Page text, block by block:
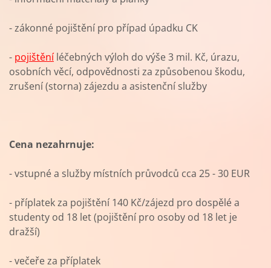
- zákonné pojištění pro případ úpadku CK
- pojištěníléčebných výloh do výše 3 mil. Kč, úrazu,
osobních věcí, odpovědnosti za způsobenou škodu,
zrušení (storna) zájezdu a asistenční služby
Cena nezahrnuje:
- vstupné a služby místních průvodců cca 25 - 30 EUR
- příplatek za pojištění 140 Kč/zájezd pro dospělé a
studenty od 18 let (pojištění pro osoby od 18 let je
dražší)
- večeře za příplatek